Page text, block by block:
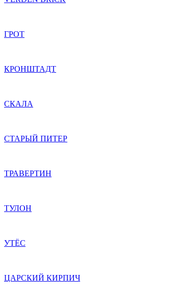
ГРОТ
КРОНШТАДТ
СКАЛА
СТАРЫЙ ПИТЕР
ТРАВЕРТИН
ТУЛОН
УТЁС
ЦАРСКИЙ КИРПИЧ